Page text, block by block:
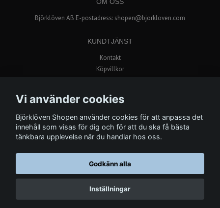
Björklöven AB E-postadress: shopen@bjorkloven.com
KUNDTJÄNST
Kontakt
Köpvillkor
Vi använder cookies
Björklöven Shopen använder cookies för att anpassa det
innehåll som visas för dig och för att du ska få bästa
tänkbara upplevelse när du handlar hos oss.
Godkänn alla
Inställningar